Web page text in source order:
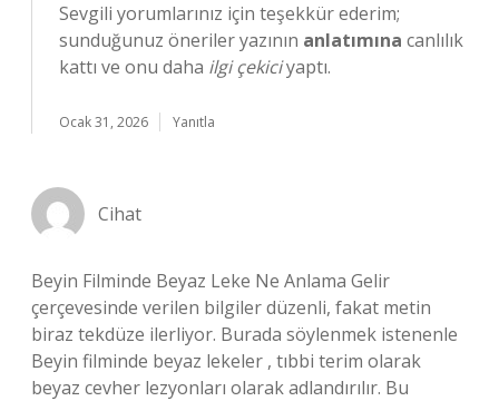
Sevgili yorumlarınız için teşekkür ederim;
sunduğunuz öneriler yazının anlatımına canlılık
kattı ve onu daha ilgi çekiciyaptı.
Ocak 31, 2026 Yanıtla
Cihat
Beyin Filminde Beyaz Leke Ne Anlama Gelir
çerçevesinde verilen bilgiler düzenli, fakat metin
biraz tekdüze ilerliyor. Burada söylenmek istenenle
Beyin filminde beyaz lekeler , tıbbi terim olarak
beyaz cevher lezyonları olarak adlandırılır. Bu